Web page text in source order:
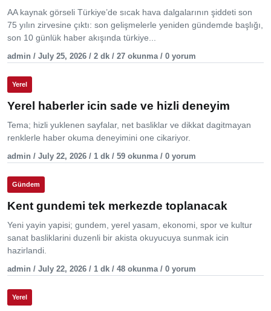
AA kaynak görseli Türkiye’de sıcak hava dalgalarının şiddeti son
75 yılın zirvesine çıktı: son gelişmelerle yeniden gündemde başlığı,
son 10 günlük haber akışında türkiye...
admin / July 25, 2026 / 2 dk / 27 okunma / 0 yorum
Yerel
Yerel haberler icin sade ve hizli deneyim
Tema; hizli yuklenen sayfalar, net basliklar ve dikkat dagitmayan
renklerle haber okuma deneyimini one cikariyor.
admin / July 22, 2026 / 1 dk / 59 okunma / 0 yorum
Gündem
Kent gundemi tek merkezde toplanacak
Yeni yayin yapisi; gundem, yerel yasam, ekonomi, spor ve kultur
sanat basliklarini duzenli bir akista okuyucuya sunmak icin
hazirlandi.
admin / July 22, 2026 / 1 dk / 48 okunma / 0 yorum
Yerel